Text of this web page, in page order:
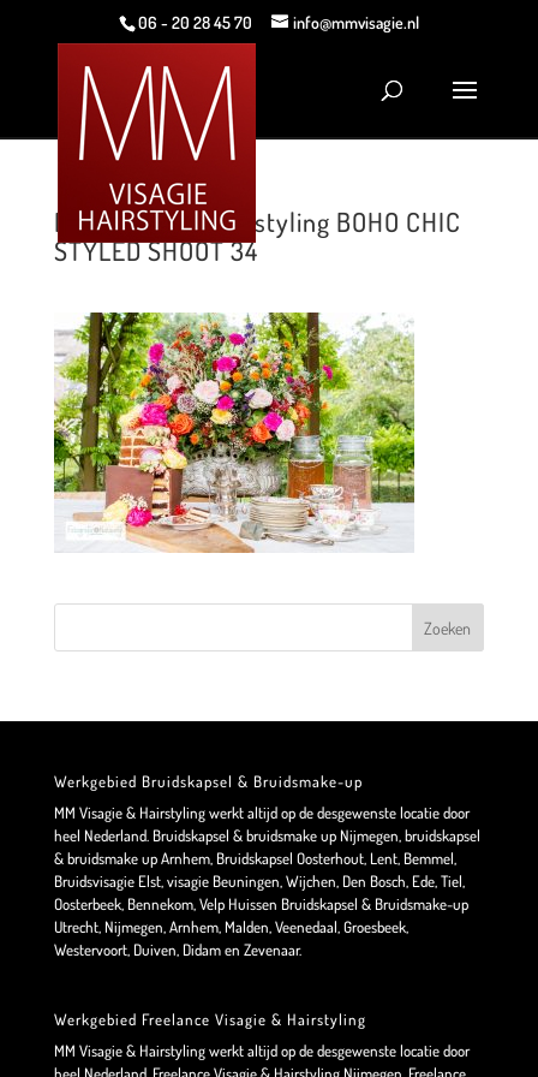
06 - 20 28 45 70 info@mmvisagie.nl
MM Visagie & Hairstyling BOHO CHIC
STYLED SHOOT 34
Werkgebied Bruidskapsel & Bruidsmake-up
MM Visagie & Hairstyling werkt altijd op de desgewenste locatie door
heel Nederland. Bruidskapsel & bruidsmake up Nijmegen, bruidskapsel
& bruidsmake up Arnhem, Bruidskapsel Oosterhout, Lent, Bemmel,
Bruidsvisagie Elst, visagie Beuningen, Wijchen, Den Bosch, Ede, Tiel,
Oosterbeek, Bennekom, Velp Huissen Bruidskapsel & Bruidsmake-up
Utrecht, Nijmegen, Arnhem, Malden, Veenedaal, Groesbeek,
Westervoort, Duiven, Didam en Zevenaar.
Werkgebied Freelance Visagie & Hairstyling
MM Visagie & Hairstyling werkt altijd op de desgewenste locatie door